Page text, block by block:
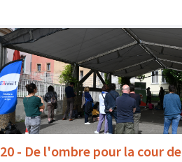
20 - De l'ombre pour la cour de